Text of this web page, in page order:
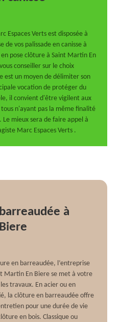
Espaces Verts est disposée à
de vos palissade en canisse à
pose clôture à Saint Martin En
conseiller sur le choix
est un moyen de délimiter son
vocation de protéger du
il convient d'être vigilent aux
n'ayant pas la même finalité
mieux sera de faire appel à
Marc Espaces Verts .
à
en barreaudée, l’entreprise
Martin En Biere se met à votre
travaux. En acier ou en
la clôture en barreaudée offre
pour une durée de vie
en bois. Classique ou